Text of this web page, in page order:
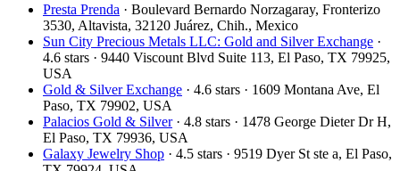
Presta Prenda · Boulevard Bernardo Norzagaray, Fronterizo
3530, Altavista, 32120 Juárez, Chih., Mexico
Sun City Precious Metals LLC: Gold and Silver Exchange ·
4.6 stars · 9440 Viscount Blvd Suite 113, El Paso, TX 79925,
USA
Gold & Silver Exchange · 4.6 stars · 1609 Montana Ave, El
Paso, TX 79902, USA
Palacios Gold & Silver· 4.8 stars · 1478 George Dieter Dr H,
El Paso, TX 79936, USA
Galaxy Jewelry Shop · 4.5 stars · 9519 Dyer St ste a, El Paso,